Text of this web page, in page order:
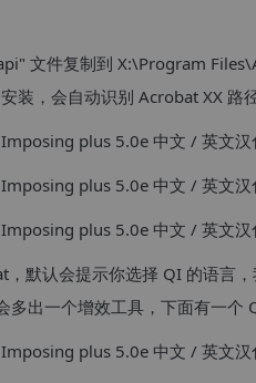
文件复制到 X:\Program
装，会自动识别 Acrobat XX 路
默认会提示你选择 QI 的语言
多出一个增效工具，下面有一个